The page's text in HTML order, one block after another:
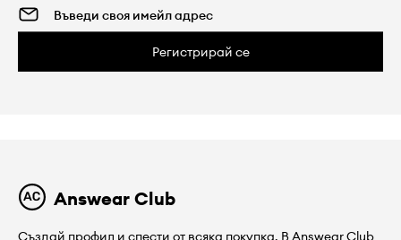
Регистрирай се
Answear Club
Създай профил и спести от всяка покупка. В Answear Club